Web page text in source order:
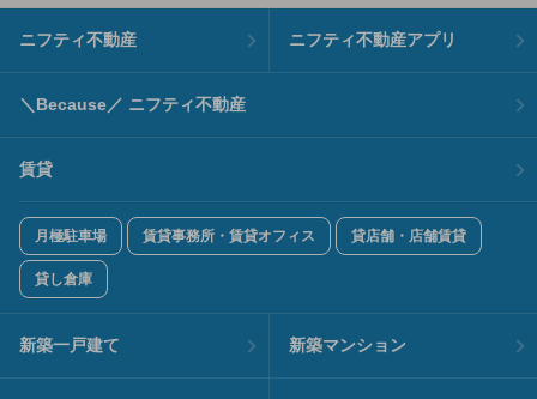
ニフティ不動産 ニフティ不動産アプリ
＼Because／ ニフティ不動産
賃貸
月極駐車場 賃貸事務所・賃貸オフィス 貸店舗・店舗賃貸
貸し倉庫
新築一戸建て 新築マンション